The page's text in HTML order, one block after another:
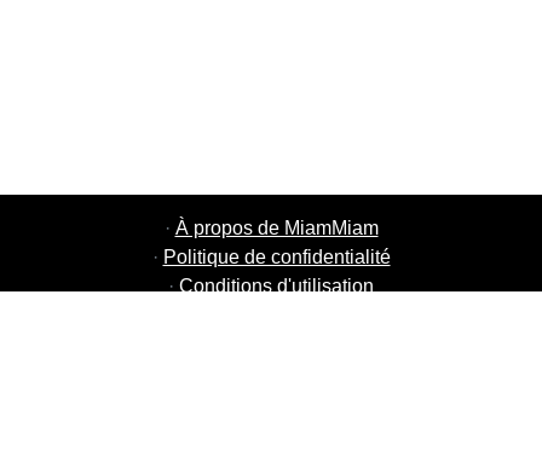
· À propos de MiamMiam
· Politique de confidentialité
· Conditions d'utilisation